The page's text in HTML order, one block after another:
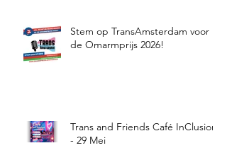
Stem op TransAmsterdam voor
de Omarmprijs 2026!
Trans and Friends Café InClusion
- 29 Mei